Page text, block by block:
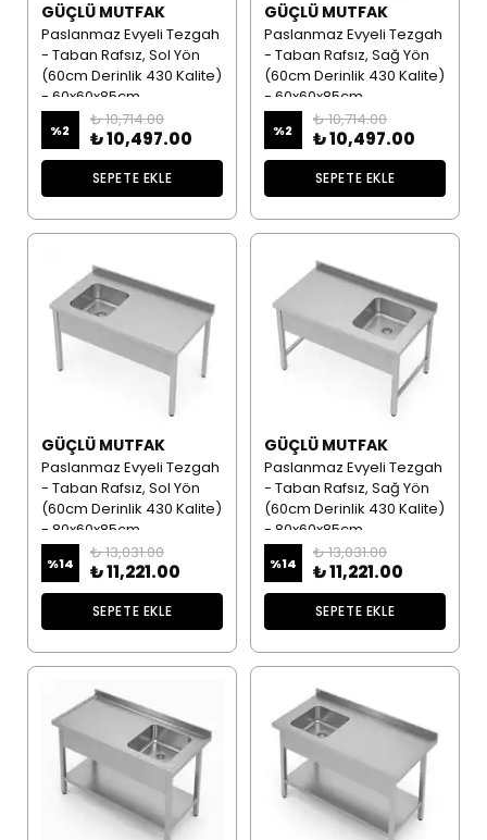
GÜÇLÜ MUTFAK
Paslanmaz Evyeli Tezgah
- Taban Rafsız, Sol Yön
(60cm Derinlik 430 Kalite)
- 60x60x85cm
%2
₺ 10,714.00
₺ 10,497.00
SEPETE EKLE
GÜÇLÜ MUTFAK
Paslanmaz Evyeli Tezgah
- Taban Rafsız, Sağ Yön
(60cm Derinlik 430 Kalite)
- 60x60x85cm
%2
₺ 10,714.00
₺ 10,497.00
SEPETE EKLE
GÜÇLÜ MUTFAK
Paslanmaz Evyeli Tezgah
- Taban Rafsız, Sol Yön
(60cm Derinlik 430 Kalite)
- 80x60x85cm
%14
₺ 13,031.00
₺ 11,221.00
SEPETE EKLE
GÜÇLÜ MUTFAK
Paslanmaz Evyeli Tezgah
- Taban Rafsız, Sağ Yön
(60cm Derinlik 430 Kalite)
- 80x60x85cm
%14
₺ 13,031.00
₺ 11,221.00
SEPETE EKLE